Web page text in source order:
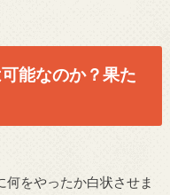
能なのか？果た
をやったか白状させま